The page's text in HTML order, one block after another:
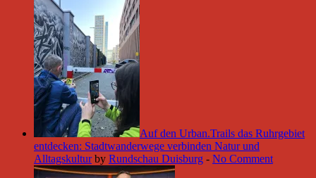
Auf den Urban.Trails das Ruhrgebiet
entdecken: Stadtwanderwege verbinden Natur und
Alltagskultur by Rundschau Duisburg - No Comment